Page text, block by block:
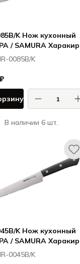
K Нож кухонный
/ SAMURA
Шеф 208 мм,
сталь, ABS пластик
0085B/K
В наличии 6 шт.
K Нож кухонный
/ SAMURA
для нарезки 196
стойкая сталь, ABS
0045B/K